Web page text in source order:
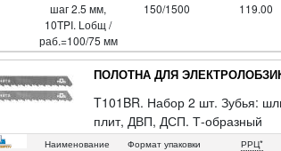
шаг 2.5 мм,
10TPI. Lобщ /
раб.=100/75 мм
150/1500 119.00
ПОЛОТНА ДЛЯ
T101BR. Набор 2 шт. Зубья:
плит, ДВП, ДСП. Т-образный
хвостовик. Материал: сталь
Наименование Формат упаковки РРЦ*